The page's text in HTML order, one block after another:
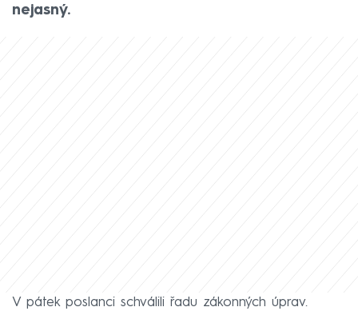
nejasný.
V pátek poslanci schválili řadu zákonných úprav.